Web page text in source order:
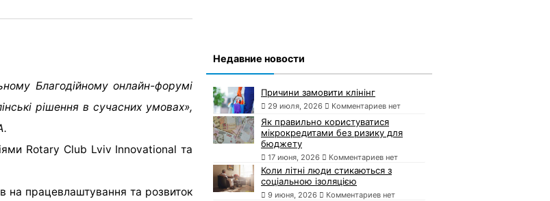
Благодійному онлайн-форумі
рішення в сучасних умовах»,
Rotary Club Lviv Innovational та
на працевлаштування та розвиток
Недавние новости
Причини замовити клінінг
29 июля, 2026 Комментариев нет
Як правильно користуватися
мікрокредитами без ризику для
бюджету
17 июня, 2026 Комментариев нет
Коли літні люди стикаються з
соціальною ізоляцією
9 июня, 2026 Комментариев нет